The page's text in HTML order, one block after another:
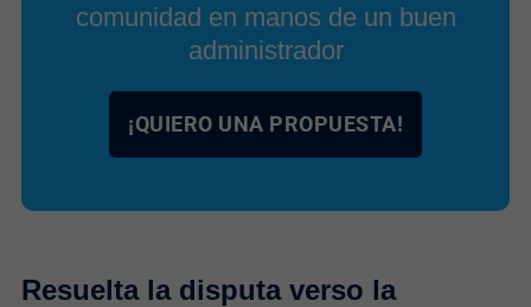
comunidad en manos de un buen
administrador
¡QUIERO UNA PROPUESTA!
Resuelta la disputa verso la